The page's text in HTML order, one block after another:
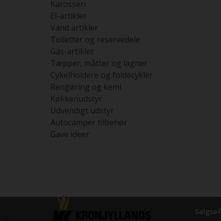
Karosseri
El-artikler
Vand artikler
Toiletter og reservedele
Gas-artikler
Tæpper, måtter og lagner
Cykelholdere og foldecykler
Rengøring og kemi
Køkkenudstyr
Udvendigt udstyr
Autocamper tilbehør
Gave ideer